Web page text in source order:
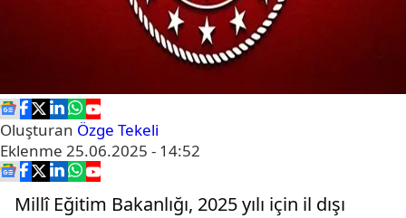
Oluşturan Özge Tekeli
Eklenme 25.06.2025 - 14:52
Millî Eğitim Bakanlığı, 2025 yılı için il dışı